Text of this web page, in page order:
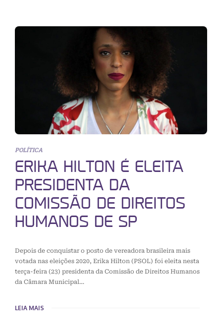
POLÍTICA
ERIKA HILTON É ELEITA
PRESIDENTA DA
COMISSÃO DE DIREITOS
HUMANOS DE SP
Depois de conquistar o posto de vereadora brasileira mais
votada nas eleições 2020, Erika Hilton (PSOL) foi eleita nesta
terça-feira (23) presidenta da Comissão de Direitos Humanos
da Câmara Municipal…
LEIA MAIS